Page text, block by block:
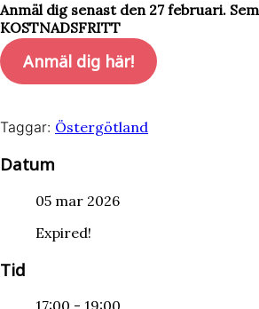
Anmäl dig senast den 27 februari.
KOSTNADSFRITT
Anmäl dig här!
Taggar: Östergötland
Datum
05 mar 2026
Expired!
Tid